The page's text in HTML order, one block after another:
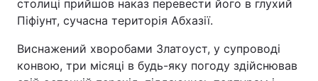
столиці прийшов наказ перевести його в глухий
Піфіунт, сучасна територія Абхазії.
Виснажений хворобами Златоуст, у супроводі
конвою, три місяці в будь-яку погоду здійснював